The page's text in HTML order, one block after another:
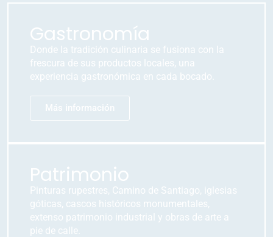
Gastronomía
Donde la tradición culinaria se fusiona con la
frescura de sus productos locales, una
experiencia gastronómica en cada bocado.
Más información
Patrimonio
Pinturas rupestres, Camino de Santiago, iglesias
góticas, cascos históricos monumentales,
extenso patrimonio industrial y obras de arte a
pie de calle.